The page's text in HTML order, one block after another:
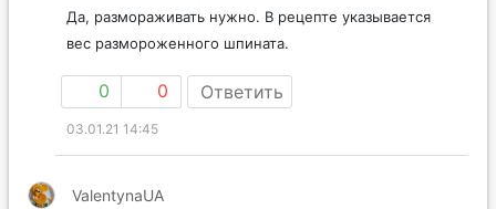
Да, размораживать нужно. В рецепте указывается
вес размороженного шпината.
0 0 Ответить
03.01.21 14:45
ValentynaUA